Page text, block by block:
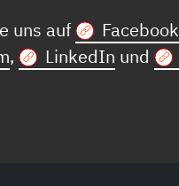
uns auf
Facebook
, LinkedIn und